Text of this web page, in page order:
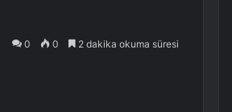
0 0 2 dakika okuma süresi